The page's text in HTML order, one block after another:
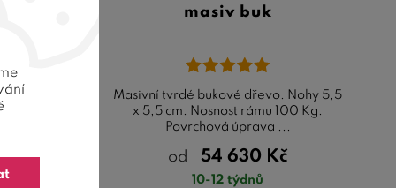
masiv
Nohy 5,5
100 Kg.
masiv buk
Masivní tvrdé bukové dřevo. Nohy 5,5
x 5,5 cm. Nosnost rámu 100 Kg.
Povrchová úprava ...
od 54 630 Kč
10-12 týdnů